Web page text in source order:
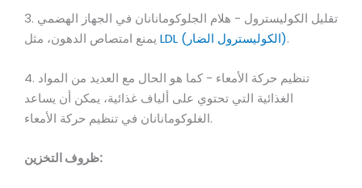
3. تقليل الكوليسترول - هلام الجلوكومانانان في الجهاز الهضمي
LDL (الكوليسترول الضار).
4. تنظيم حركة الأمعاء - كما هو الحال مع العديد من المواد
الغذائية التي تحتوي على ألياف غذائية، يمكن أن يساعد
الغلوكومانانان في تنظيم حركة الأمعاء.
ظروف التخزين: